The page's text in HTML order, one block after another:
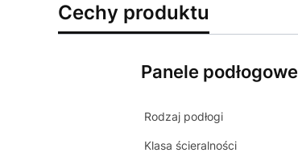
Cechy produktu
Panele podłogowe
Rodzaj podłogi
Klasa ścieralności